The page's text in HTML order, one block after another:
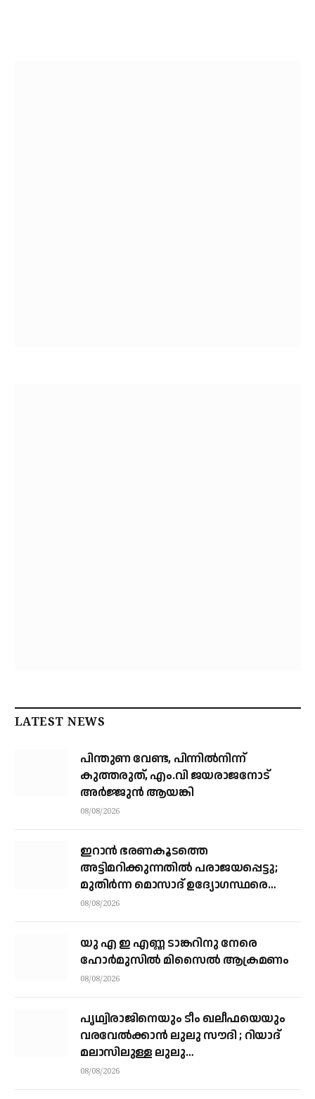
LATEST NEWS
പിന്തുണ വേണ്ട, പിന്നിൽനിന്ന്
കുത്തരുത്, എം.വി ജയരാജനോട്
അർജ്ജുൻ ആയങ്കി
08/08/2026
ഇറാന്‍ ഭരണകൂടത്തെ
അട്ടിമറിക്കുന്നതില്‍ പരാജയപ്പെട്ടു;
മുതിര്‍ന്ന മൊസാദ് ഉദ്യോഗസ്ഥരെ
പിരിച്ചുവിട്ടു
08/08/2026
യു എ ഇ എണ്ണ ടാങ്കറിനു നേരെ
ഹോര്‍മുസില്‍ മിസൈല്‍ ആക്രമണം
08/08/2026
പൃഥ്വിരാജിനെയും ടീം ഖലീഫയെയും
വരവേല്‍ക്കാന്‍ ലുലു സൗദി ; റിയാദ്
മലാസിലുള്ള ലുലു
ഹൈപ്പര്‍മാര്‍ക്കറ്റിലാണ് സംഘം
08/08/2026